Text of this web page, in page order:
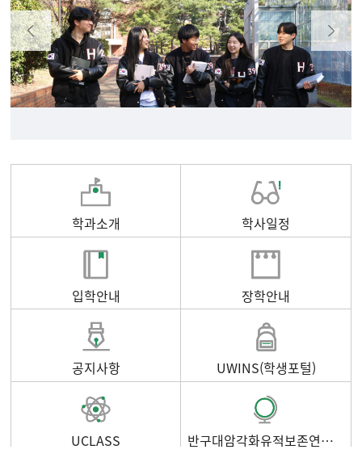
학과소개 학사일정
입학안내 장학안내
공지사항 UWINS(학생포털)
UCLASS 반구대암각화유적보존연구소